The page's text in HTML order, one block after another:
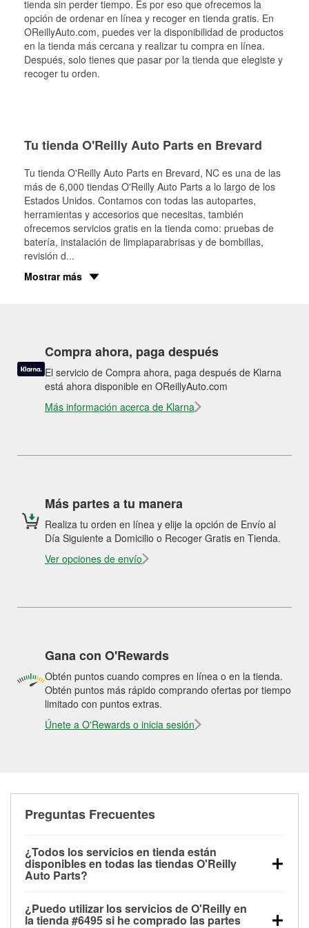
tienda sin perder tiempo. Es por eso que ofrecemos la
opción de ordenar en línea y recoger en tienda gratis. En
OReillyAuto.com, puedes ver la disponibilidad de productos
en la tienda más cercana y realizar tu compra en línea.
Después, solo tienes que pasar por la tienda que elegiste y
recoger tu orden.
Tu tienda O'Reilly Auto Parts en Brevard
Tu tienda O'Reilly Auto Parts en Brevard, NC es una de las
más de 6,000 tiendas O'Reilly Auto Parts a lo largo de los
Estados Unidos. Contamos con todas las autopartes,
herramientas y accesorios que necesitas, también
ofrecemos servicios gratis en la tienda como: pruebas de
batería, instalación de limpiaparabrisas y de bombillas,
revisión d...
Mostrar más
Compra ahora, paga después
El servicio de Compra ahora, paga después de Klarna
está ahora disponible en OReillyAuto.com
Más información acerca de Klarna
Más partes a tu manera
Realiza tu orden en línea y elije la opción de Envío al
Día Siguiente a Domicilio o Recoger Gratis en Tienda.
Ver opciones de envío
Gana con O'Rewards
Obtén puntos cuando compres en línea o en la tienda.
Obtén puntos más rápido comprando ofertas por tiempo
limitado con puntos extras.
Únete a O'Rewards o inicia sesión
Preguntas Frecuentes
¿Todos los servicios en tienda están
disponibles en todas las tiendas O'Reilly
Auto Parts?
las pruebas de batería, pruebas de alternador y
¿Puedo utilizar los servicios de O'Reilly en
la tienda #6495 si he comprado las partes